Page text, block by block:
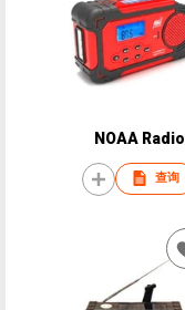
NOAA Radio
查询